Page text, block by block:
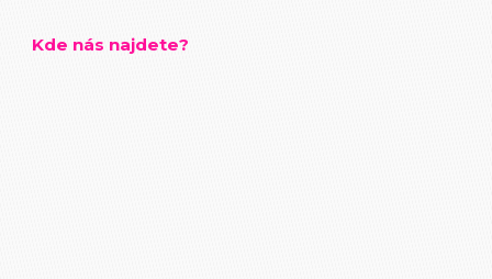
Kde nás najdete?